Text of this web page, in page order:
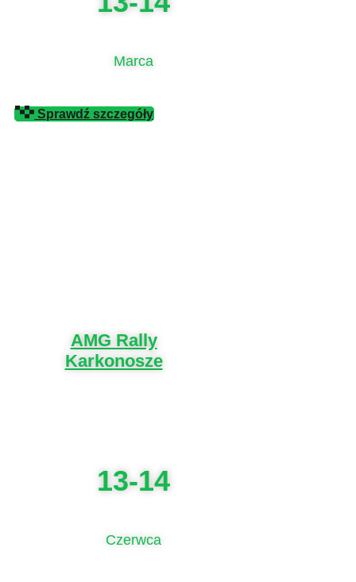
Marca
Sprawdź szczegóły
AMG Rally
Karkonosze
13-14
Czerwca